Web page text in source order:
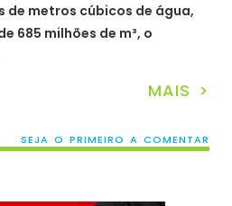
de metros cúbicos de água,
685 milhões de m³, o
MAIS >
SEJA O PRIMEIRO A COMENTAR